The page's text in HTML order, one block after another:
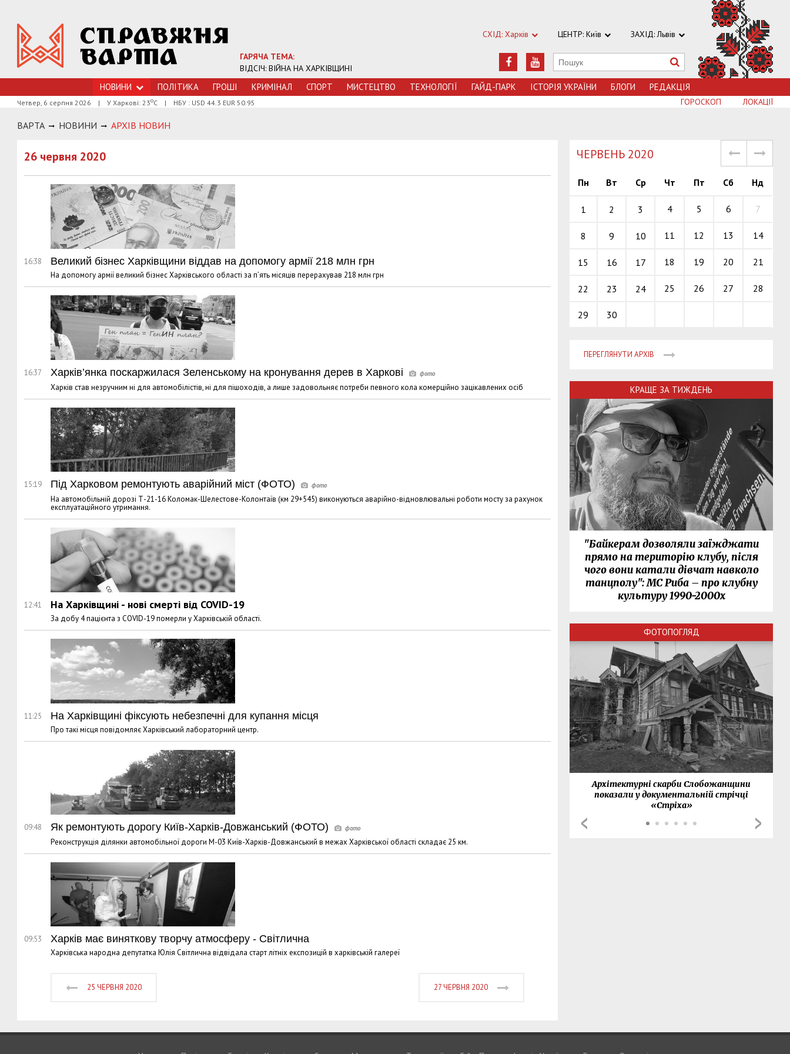
ГАРЯЧА ТЕМА:
ВІДСІЧ: ВІЙНА НА ХАРКІВЩИНІ
СХІД: Харків ЦЕНТР: Київ ЗАХІД: Львів
НОВИНИ ПОЛІТИКА ГРОШI КРИМIНАЛ СПОРТ МИСТЕЦТВО ТЕХНОЛОГIЇ ГАЙД-ПАРК ІСТОРІЯ УКРАЇНИ БЛОГИ РЕДАКЦІЯ
Четвер, 6 серпня 2026 | У Харкові: 23оС | НБУ : USD 44.3 EUR 50.95 ЛОКАЦІЇ
ГОРОСКОП
ВАРТА НОВИНИ АРХIВ НОВИН
26 червня 2020
16:38 Великий бізнес Харківщини віддав на допомогу армії 218 млн грн
На допомогу армії великий бізнес Харківського області за п’ять місяців перерахував 218 млн грн
16:37 Харків’янка поскаржилася Зеленському на кронування дерев в Харкові
Харків став незручним ні для автомобілістів, ні для пішоходів, а лише задовольняє потреби певного кола комерційно зацікавлених осіб
15:19 Під Харковом ремонтують аварійний міст (ФОТО)
На автомобільній дорозі Т-21-16 Коломак-Шелестове-Колонтаїв (км 29+545) виконуються аварійно-відновлювальні роботи мосту за рахунок
експлуатаційного утримання.
12:41 На Харківщині - нові смерті від COVID-19
За добу 4 пацієнта з COVID-19 померли у Харківській області.
11:25 На Харківщині фіксують небезпечні для купання місця
Про такі місця повідомляє Харківський лабораторний центр.
09:48 Як ремонтують дорогу Київ-Харків-Довжанський (ФОТО)
Реконструкція ділянки автомобільної дороги М-03 Київ-Харків-Довжанський в межах Харківської області складає 25 км.
09:53 Харків має виняткову творчу атмосферу - Світлична
Харківська народна депутатка Юлія Світлична відвідала старт літніх експозицій в харківській галереї
25 ЧЕРВНЯ 2020 27 ЧЕРВНЯ 2020
ЧЕРВЕНЬ 2020
Пн Вт Ср Чт Пт Сб Нд
1 2 3 4 5 6 7
8 9 10 11 12 13 14
15 16 17 18 19 20 21
22 23 24 25 26 27 28
29 30
ПЕРЕГЛЯНУТИ АРХІВ
КРАЩЕ ЗА ТИЖДЕНЬ
"Байкерам дозволяли заїжджати
прямо на територію клубу, після
чого вони катали дівчат навколо
танцполу": МС Риба – про клубну
культуру 1990-2000х
ФОТОПОГЛЯД
Архітектурні скарби Слобожанщини
показали у документальній стрічці
«Стріха»